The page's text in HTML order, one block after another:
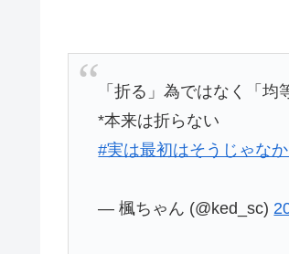
「折る」為ではなく「
*本来は折らない
#実は最初はそうじゃな
— 楓ちゃん (@ked_sc)